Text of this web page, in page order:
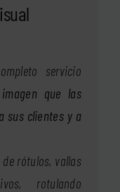
servicio
que las
sus clientes y a
rótulos, vallas
rotulando